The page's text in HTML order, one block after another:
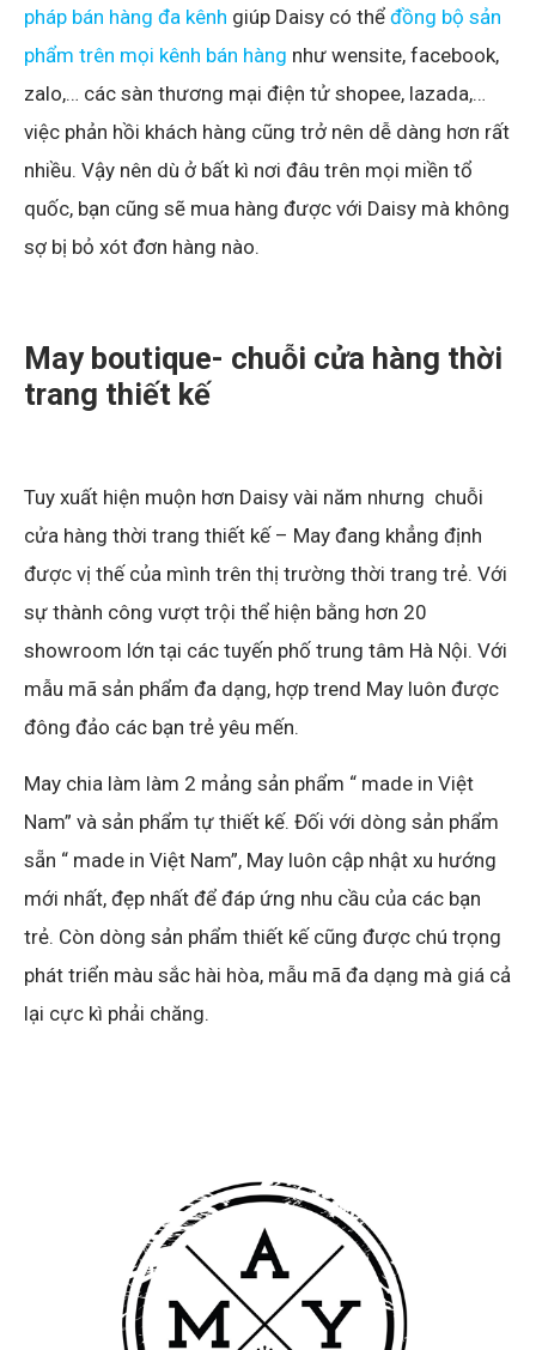
pháp bán hàng đa kênh giúp Daisy có thể đồng bộ sản
phẩm trên mọi kênh bán hàng như wensite, facebook,
zalo,… các sàn thương mại điện tử shopee, lazada,…
việc phản hồi khách hàng cũng trở nên dễ dàng hơn rất
nhiều. Vậy nên dù ở bất kì nơi đâu trên mọi miền tổ
quốc, bạn cũng sẽ mua hàng được với Daisy mà không
sợ bị bỏ xót đơn hàng nào.
May boutique- chuỗi cửa hàng thời
trang thiết kế
Tuy xuất hiện muộn hơn Daisy vài năm nhưng chuỗi
cửa hàng thời trang thiết kế – May đang khẳng định
được vị thế của mình trên thị trường thời trang trẻ. Với
sự thành công vượt trội thể hiện bằng hơn 20
showroom lớn tại các tuyến phố trung tâm Hà Nội. Với
mẫu mã sản phẩm đa dạng, hợp trend May luôn được
đông đảo các bạn trẻ yêu mến.
May chia làm làm 2 mảng sản phẩm “ made in Việt
Nam” và sản phẩm tự thiết kế. Đối với dòng sản phẩm
sẵn “ made in Việt Nam”, May luôn cập nhật xu hướng
mới nhất, đẹp nhất để đáp ứng nhu cầu của các bạn
trẻ. Còn dòng sản phẩm thiết kế cũng được chú trọng
phát triển màu sắc hài hòa, mẫu mã đa dạng mà giá cả
lại cực kì phải chăng.